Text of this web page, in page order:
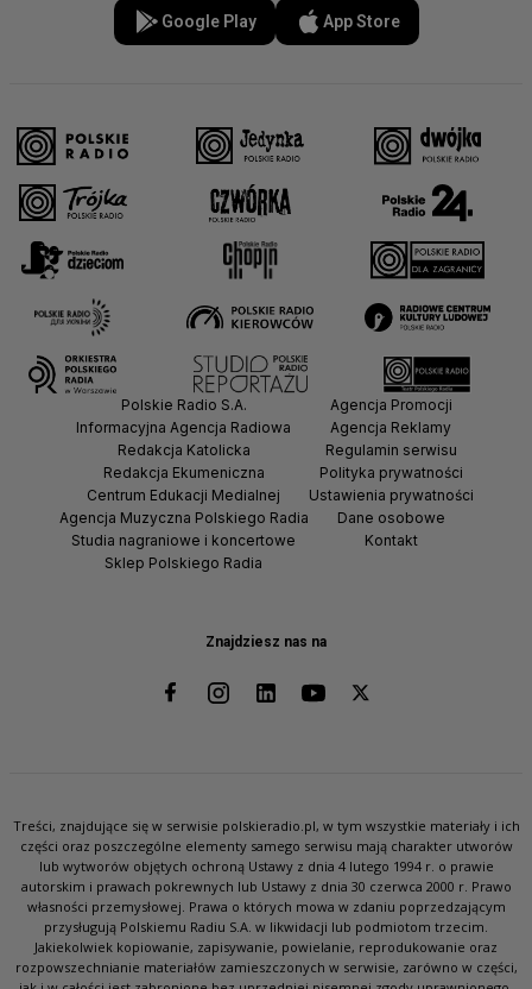
Google Play App Store
Znajdziesz nas na
Polskie Radio S.A.
Informacyjna Agencja Radiowa
Redakcja Katolicka
Redakcja Ekumeniczna
Centrum Edukacji Medialnej
Agencja Muzyczna Polskiego Radia
Studia nagraniowe i koncertowe
Sklep Polskiego Radia
Agencja Promocji
Agencja Reklamy
Regulamin serwisu
Polityka prywatności
Ustawienia prywatności
Dane osobowe
Kontakt
Treści, znajdujące się w serwisie polskieradio.pl, w tym wszystkie materiały i ich
części oraz poszczególne elementy samego serwisu mają charakter utworów
lub wytworów objętych ochroną Ustawy z dnia 4 lutego 1994 r. o prawie
autorskim i prawach pokrewnych lub Ustawy z dnia 30 czerwca 2000 r. Prawo
własności przemysłowej. Prawa o których mowa w zdaniu poprzedzającym
przysługują Polskiemu Radiu S.A. w likwidacji lub podmiotom trzecim.
Jakiekolwiek kopiowanie, zapisywanie, powielanie, reprodukowanie oraz
rozpowszechnianie materiałów zamieszczonych w serwisie, zarówno w części,